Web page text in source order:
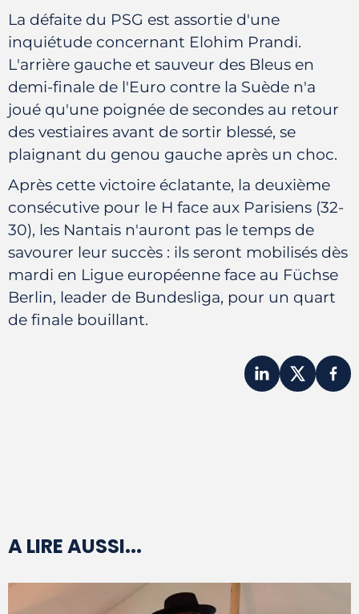
La défaite du PSG est assortie d'une
inquiétude concernant Elohim Prandi.
L'arrière gauche et sauveur des Bleus en
demi-finale de l'Euro contre la Suède n'a
joué qu'une poignée de secondes au retour
des vestiaires avant de sortir blessé, se
plaignant du genou gauche après un choc.
Après cette victoire éclatante, la deuxième
consécutive pour le H face aux Parisiens (32-
30), les Nantais n'auront pas le temps de
savourer leur succès : ils seront mobilisés dès
mardi en Ligue européenne face au Füchse
Berlin, leader de Bundesliga, pour un quart
de finale bouillant.
A LIRE AUSSI...